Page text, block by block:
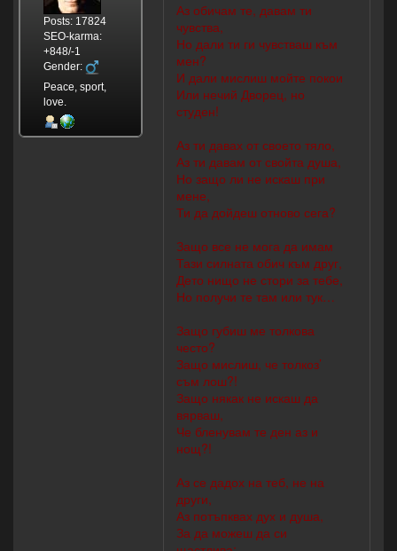
Posts: 17824
SEO-karma:
+848/-1
Gender:
Peace, sport,
love.
Аз обичам те, давам ти
чувства,
Но дали ти ги чувстваш към
мен?
И дали мислиш мойте покои
Или нечий Дворец, но
студен!
Аз ти давах от своето тяло,
Аз ти давам от свойта душа,
Но защо ли не искаш при
мене,
Ти да дойдеш отново сега?
Защо все не мога да имам
Тази силната обич към друг,
Дето нищо не стори за тебе,
Но получи те там или тук…
Защо губиш ме толкова
често?
Защо мислиш, че толкоз’
съм лош?!
Защо някак не искаш да
вярваш,
Че бленувам те ден аз и
нощ?!
Аз се дадох на теб, не на
други,
Аз потъпквах дух и душа,
За да можеш да си